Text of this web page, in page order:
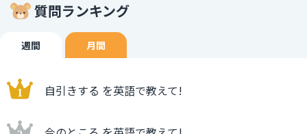
質問ランキング
週間 月間
自引きする を英語で教えて!